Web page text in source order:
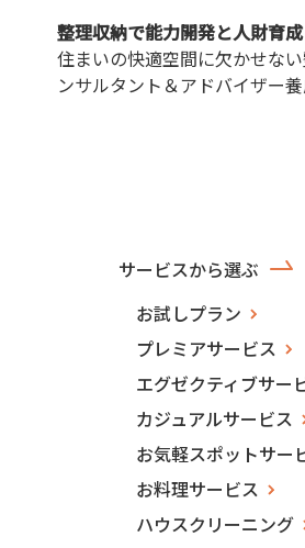
整理収納で能力開発と人財育成
住まいの快適空間に欠かせな
ンサルタント＆アドバイザー
サービスから選ぶ
お試しプラン
プレミアサービス
エグゼクティブサー
カジュアルサービス
お気軽スポットサー
お料理サービス
ハウスクリーニング